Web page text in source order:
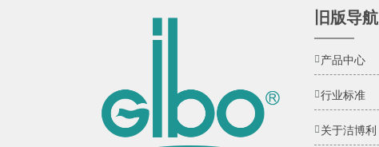
旧版导航
产品中心
行业标准
关于洁博利